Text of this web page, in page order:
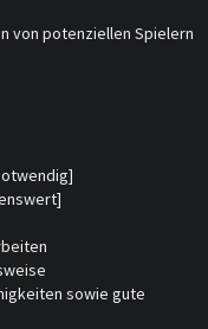
von potenziellen Spielern
sowie gute